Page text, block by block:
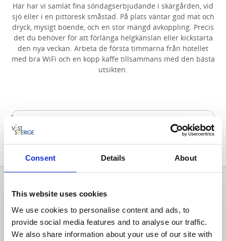
Consent Details About
This website uses cookies
We use cookies to personalise content and ads, to
provide social media features and to analyse our traffic.
We also share information about your use of our site with
Här har vi samlat fina söndagserbjudande i skärgården, vid
sjö eller i en pittoresk småstad. På plats väntar god mat och
dryck, mysigt boende, och en stor mängd avkoppling. Precis
det du behöver för att förlänga helgkänslan eller kickstarta
den nya veckan. Arbeta de första timmarna från hotellet
med bra WiFi och en kopp kaffe tillsammans med den bästa
utsikten.
Alla träffar